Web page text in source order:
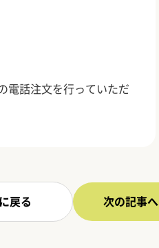
電話注文を行っていただ
戻る 次の記事へ